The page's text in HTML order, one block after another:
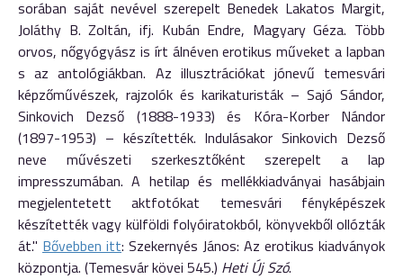
sorában saját nevével szerepelt Benedek Lakatos Margit,
Joláthy B. Zoltán, ifj. Kubán Endre, Magyary Géza. Több
orvos, nőgyógyász is írt ál­né­ven erotikus műveket a lapban
s az antológiákban. Az illusztráció­kat jónevű temesvári
képzőmű­vé­szek, rajzolók és karikaturisták – Sajó Sándor,
Sinkovich Dezső (1888-1933) és Kóra-Korber Nán­dor
(1897-1953) – készítették. In­du­lásakor Sinkovich Dezső
neve művészeti szerkesztőként szerepelt a lap
impresszumában. A hetilap és mellékkiadványai hasábjain
megjelentetett aktfotókat temes­vá­ri fényképészek
készítették vagy kül­földi folyóiratokból, könyvekből ollózták
át." Bővebben itt: Szekernyés János: Az erotikus kiadványok
központja. (Temesvár kövei 545.) Heti Új Szó.